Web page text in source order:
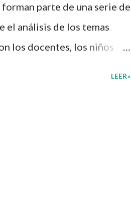
parte de una serie de
el análisis de los temas
los docentes, los niños
LEER»